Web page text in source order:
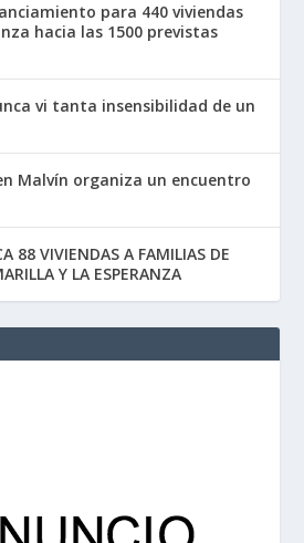
para 440 viviendas
hacia las 1500 previstas
vi tanta insensibilidad de un
Malvín organiza un encuentro
88 VIVIENDAS A FAMILIAS DE
Y LA ESPERANZA